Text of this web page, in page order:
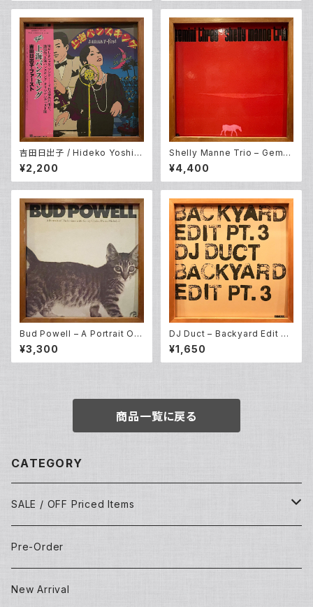
吉田日出子 / Hideko Yoshid
a – 上海バンスキング / Shang
hai Vance King (LP)
¥2,200
Shelly Manne Trio – Gemin
i Three (LP)
¥4,400
Bud Powell – A Portrait Of
Thelonious (LP)
¥3,300
DJ Duct ‎– Backyard Edit Pt.
3 (12EP)
¥1,650
商品一覧に戻る
CATEGORY
SALE / OFF Priced Items
Dead Stocks
Techno/House/Dance Music
Used Items
Pre-Order
New Arrival